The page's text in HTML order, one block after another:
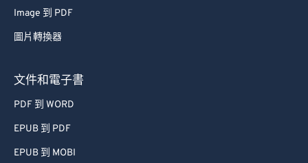
Image 到 PDF
圖片轉換器
文件和電子書
PDF 到 WORD
EPUB 到 PDF
EPUB 到 MOBI